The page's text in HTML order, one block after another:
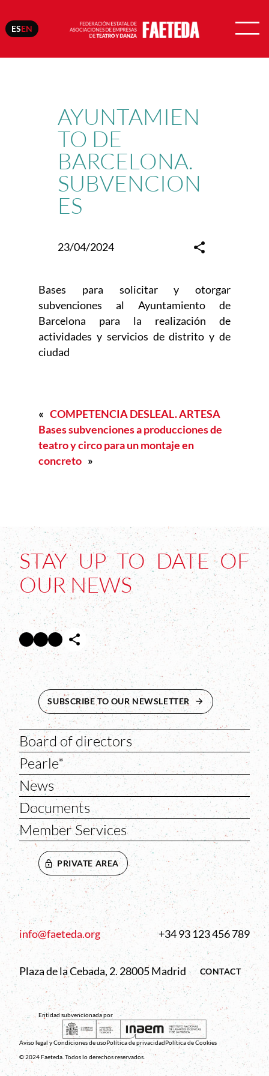
ESEN
Skip
AYUNTAMIEN
TO DE
BARCELONA.
SUBVENCION
ES
23/04/2024
Bases para solicitar y otorgar
subvenciones al Ayuntamiento de
Barcelona para la realización de
actividades y servicios de distrito y de
ciudad
« COMPETENCIA DESLEAL. ARTESA
Bases subvenciones a producciones de
teatro y circo para un montaje en
concreto »
STAY UP TO DATE OF
OUR NEWS
Facebook Abre en nueva ventana
Twitter Abre en nueva ventana
InstagramAbre en nueva ventana
SUBSCRIBE TO OUR NEWSLETTER ABRE EN NUEVA
Board of directors
Pearle*
News
Documents
Member Services
PRIVATE AREA
info@faeteda.org +34 93 123 456 789
Plaza de la Cebada, 2. 28005 Madrid CONTACT
Entidad subvencionada por
Aviso legal y Condiciones de usoPolítica de privacidadPolítica de Cookies
© 2024 Faeteda. Todos lo derechos reservados.